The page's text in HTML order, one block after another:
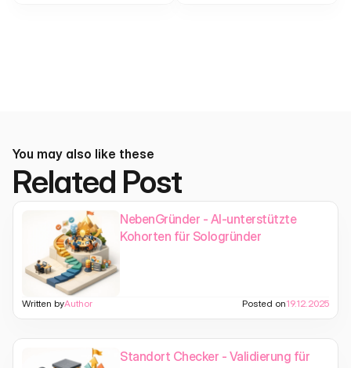
You may also like these
Related Post
NebenGründer - AI-unterstützte
Kohorten für Sologründer
Written byAuthor Posted on19.12.2025
Standort Checker - Validierung für